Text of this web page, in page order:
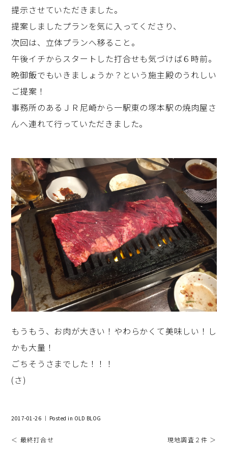
提示させていただきました。
提案しましたプランを気に入ってくださり、
次回は、立体プランへ移ること。
午後イチからスタートした打合せも気づけば６時前。
晩御飯でもいきましょうか？という施主殿のうれしい
ご提案！
事務所のあるＪＲ尼崎から一駅東の塚本駅の焼肉屋さ
んへ連れて行っていただきました。
もうもう、お肉が大きい！やわらかくて美味しい！し
かも大量！
ごちそうさまでした！！！
(さ)
2017-01-26 ｜ Posted in OLD BLOG
＜ 最終打合せ 現地調査２件 ＞